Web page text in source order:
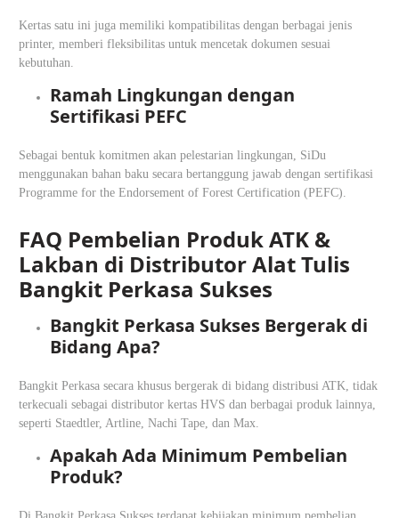
Kertas satu ini juga memiliki kompatibilitas dengan berbagai jenis
printer, memberi fleksibilitas untuk mencetak dokumen sesuai
kebutuhan. ​
Ramah Lingkungan dengan
Sertifikasi PEFC
Sebagai bentuk komitmen akan pelestarian lingkungan, SiDu
menggunakan bahan baku secara bertanggung jawab dengan sertifikasi
Programme for the Endorsement of Forest Certification (PEFC).
FAQ Pembelian Produk ATK &
Lakban di Distributor Alat Tulis
Bangkit Perkasa Sukses
Bangkit Perkasa Sukses Bergerak di
Bidang Apa?
Bangkit Perkasa secara khusus bergerak di bidang distribusi ATK, tidak
terkecuali sebagai distributor kertas HVS dan berbagai produk lainnya,
seperti Staedtler, Artline, Nachi Tape, dan Max.
Apakah Ada Minimum Pembelian
Produk?